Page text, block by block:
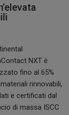
ha
un simulatore
pneumatici
per il primo
La
operativa è stata
da un intenso
di test…
NXT è
fino al 65%
rinnovabili,
e certificati dal
di massa ISCC